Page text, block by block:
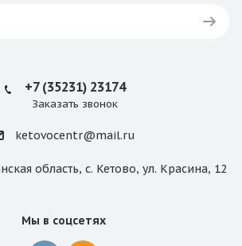
+7 (35231) 23174
Заказать звонок
ketovocentr@mail.ru
область, с. Кетово, ул. Красина, 12
Мы в соцсетях